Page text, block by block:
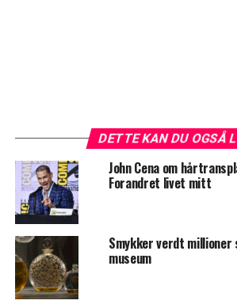
DETTE KAN DU OGSÅ
John Cena om
Forandret livet mitt
Smykker verdt
museum